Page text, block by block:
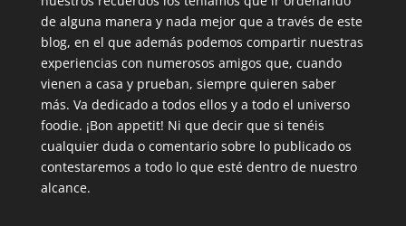
de alguna manera y nada mejor que a través de este
blog, en el que además podemos compartir nuestras
experiencias con numerosos amigos que, cuando
vienen a casa y prueban, siempre quieren saber
más. Va dedicado a todos ellos y a todo el universo
foodie. ¡Bon appetit! Ni que decir que si tenéis
cualquier duda o comentario sobre lo publicado os
contestaremos a todo lo que esté dentro de nuestro
alcance.